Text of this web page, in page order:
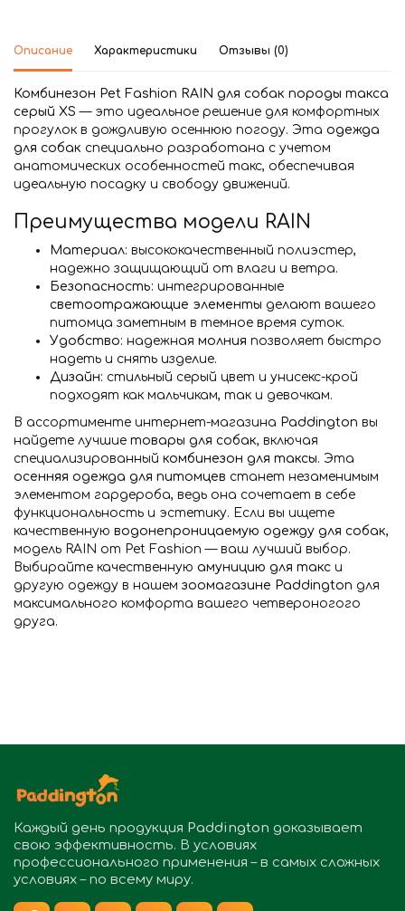
Описание Характеристики Отзывы (0)
Комбинезон Pet Fashion RAIN для собак породы такса
серый XS — это идеальное решение для комфортных
прогулок в дождливую осеннюю погоду. Эта одежда
для собак специально разработана с учетом
анатомических особенностей такс, обеспечивая
идеальную посадку и свободу движений.
Преимущества модели RAIN
Материал: высококачественный полиэстер,
надежно защищающий от влаги и ветра.
Безопасность: интегрированные
светоотражающие элементы делают вашего
питомца заметным в темное время суток.
Удобство: надежная молния позволяет быстро
надеть и снять изделие.
Дизайн: стильный серый цвет и унисекс-крой
подходят как мальчикам, так и девочкам.
В ассортименте интернет-магазина Paddington вы
найдете лучшие товары для собак, включая
специализированный комбинезон для таксы. Эта
осенняя одежда для питомцев станет незаменимым
элементом гардероба, ведь она сочетает в себе
функциональность и эстетику. Если вы ищете
качественную водонепроницаемую одежду для собак,
модель RAIN от Pet Fashion — ваш лучший выбор.
Выбирайте качественную амуницию для такс и
другую одежду в нашем зоомагазине Paddington для
максимального комфорта вашего четвероногого
друга.
Каждый день продукция Paddington доказывает
свою эффективность. В условиях
профессионального применения – в самых сложных
условиях – по всему миру.